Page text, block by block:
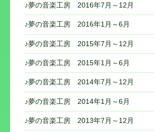
♪夢の音楽工房 2016年7月～12月
♪夢の音楽工房 2016年1月～6月
♪夢の音楽工房 2015年7月～12月
♪夢の音楽工房 2015年1月～6月
♪夢の音楽工房 2014年7月～12月
♪夢の音楽工房 2014年1月～6月
♪夢の音楽工房 2013年7月～12月